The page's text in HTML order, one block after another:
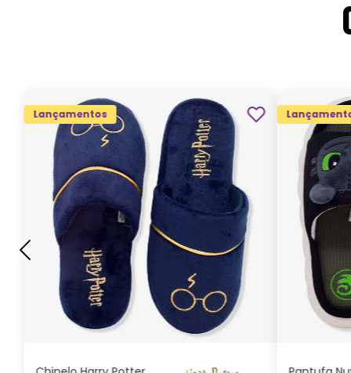
Lançamentos
G GG M P
ADICIONAR AO
CARRINHO